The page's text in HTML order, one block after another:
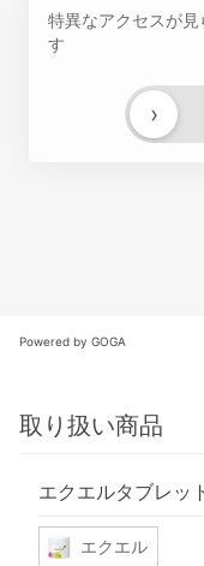
特異なアクセスが
す
›
Powered by GOGA
取り扱い商品
エクエルタブレッ
エクエル